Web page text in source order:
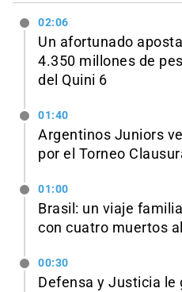
02:06
Un afortunado
4.350 millones de
del Quini 6
01:40
Argentinos Juniors
por el Torneo
01:00
Brasil: un viaje
con cuatro muertos
00:30
Defensa y Justicia le